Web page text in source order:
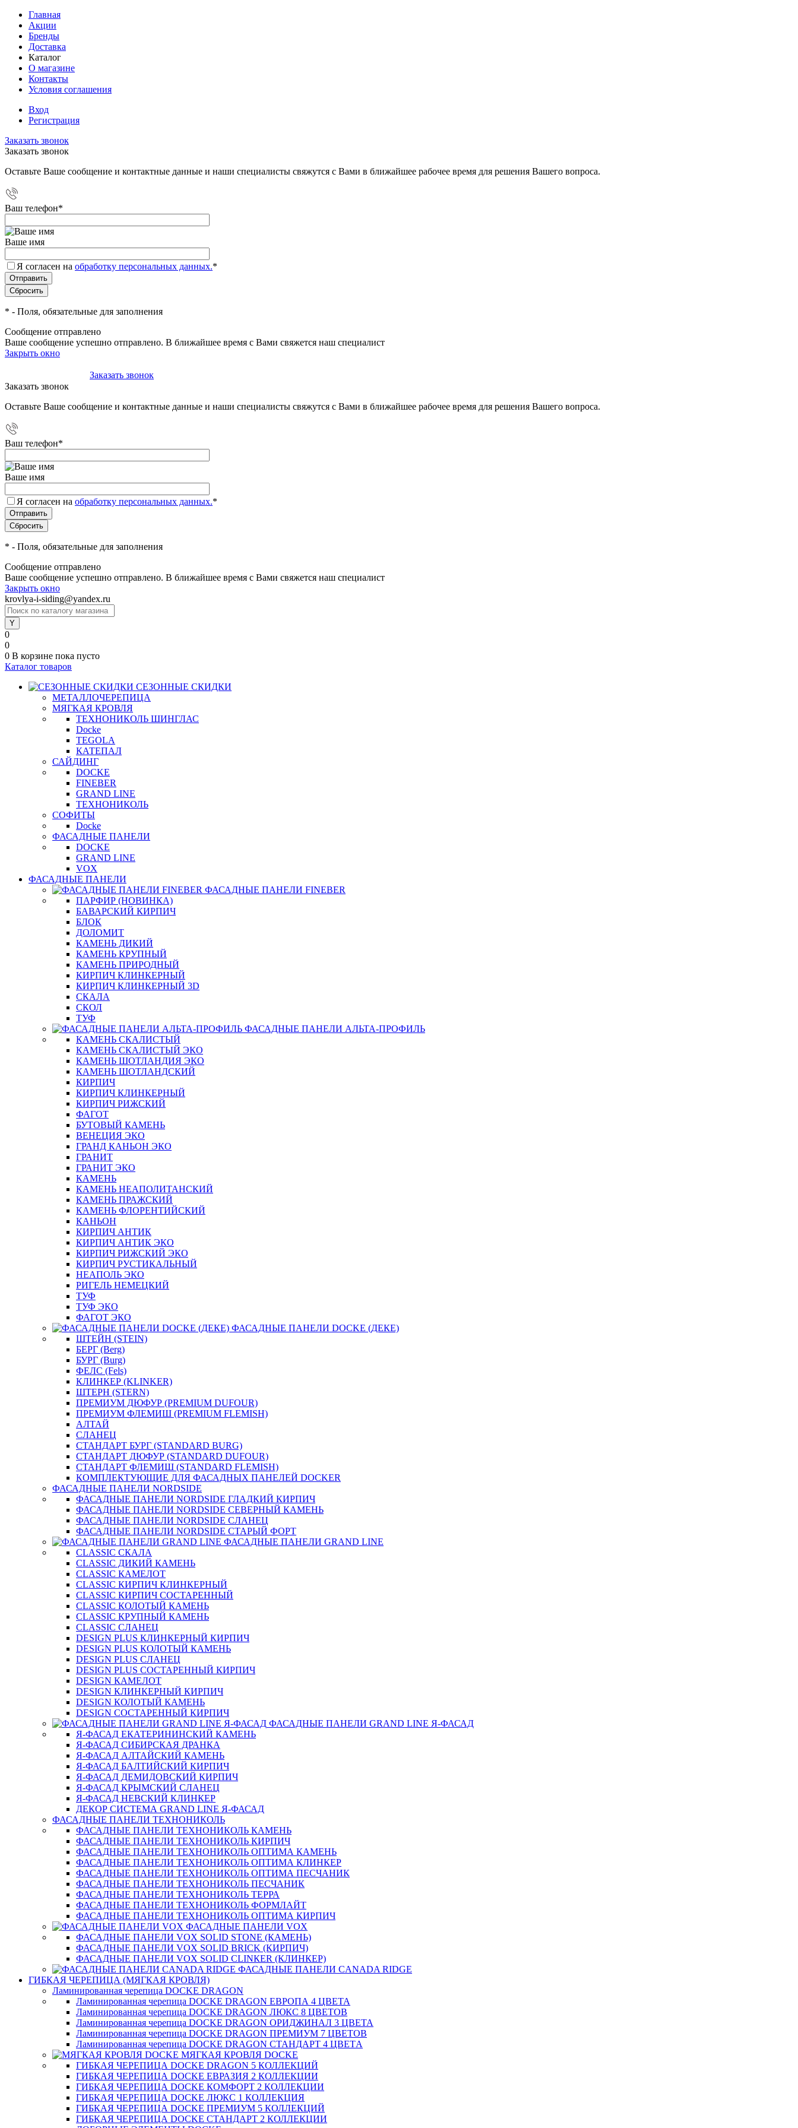
Главная
Акции
Бренды
Доставка
Каталог
О магазине
Контакты
Условия соглашения
Вход
Регистрация
Заказать звонок
Заказать звонок
Оставьте Ваше сообщение и контактные данные и наши специалисты свяжутся с Вами в ближайшее рабочее время для решения Вашего вопроса.
Ваш телефон*
Ваше имя
Я согласен на обработку персональных данных.*
* - Поля, обязательные для заполнения
Сообщение отправлено
Ваше сообщение успешно отправлено. В ближайшее время с Вами свяжется наш специалист
Закрыть окно
Заказать звонок
Заказать звонок
Оставьте Ваше сообщение и контактные данные и наши специалисты свяжутся с Вами в ближайшее рабочее время для решения Вашего вопроса.
Ваш телефон*
Ваше имя
Я согласен на обработку персональных данных.*
* - Поля, обязательные для заполнения
Сообщение отправлено
Ваше сообщение успешно отправлено. В ближайшее время с Вами свяжется наш специалист
Закрыть окно
krovlya-i-siding@yandex.ru
0
0
0 В корзине пока пусто
Каталог товаров
СЕЗОННЫЕ СКИДКИ
МЕТАЛЛОЧЕРЕПИЦА
МЯГКАЯ КРОВЛЯ
ТЕХНОНИКОЛЬ ШИНГЛАС
Docke
TEGOLA
КАТЕПАЛ
САЙДИНГ
DOCKE
FINEBER
GRAND LINE
ТЕХНОНИКОЛЬ
СОФИТЫ
Docke
ФАСАДНЫЕ ПАНЕЛИ
DOCKE
GRAND LINE
VOX
ФАСАДНЫЕ ПАНЕЛИ
ФАСАДНЫЕ ПАНЕЛИ FINEBER
ПАРФИР (НОВИНКА)
БАВАРСКИЙ КИРПИЧ
БЛОК
ДОЛОМИТ
КАМЕНЬ ДИКИЙ
КАМЕНЬ КРУПНЫЙ
КАМЕНЬ ПРИРОДНЫЙ
КИРПИЧ КЛИНКЕРНЫЙ
КИРПИЧ КЛИНКЕРНЫЙ 3D
СКАЛА
СКОЛ
ТУФ
ФАСАДНЫЕ ПАНЕЛИ АЛЬТА-ПРОФИЛЬ
КАМЕНЬ СКАЛИСТЫЙ
КАМЕНЬ СКАЛИСТЫЙ ЭКО
КАМЕНЬ ШОТЛАНДИЯ ЭКО
КАМЕНЬ ШОТЛАНДСКИЙ
КИРПИЧ
КИРПИЧ КЛИНКЕРНЫЙ
КИРПИЧ РИЖСКИЙ
ФАГОТ
БУТОВЫЙ КАМЕНЬ
ВЕНЕЦИЯ ЭКО
ГРАНД КАНЬОН ЭКО
ГРАНИТ
ГРАНИТ ЭКО
КАМЕНЬ
КАМЕНЬ НЕАПОЛИТАНСКИЙ
КАМЕНЬ ПРАЖСКИЙ
КАМЕНЬ ФЛОРЕНТИЙСКИЙ
КАНЬОН
КИРПИЧ АНТИК
КИРПИЧ АНТИК ЭКО
КИРПИЧ РИЖСКИЙ ЭКО
КИРПИЧ РУСТИКАЛЬНЫЙ
НЕАПОЛЬ ЭКО
РИГЕЛЬ НЕМЕЦКИЙ
ТУФ
ТУФ ЭКО
ФАГОТ ЭКО
ФАСАДНЫЕ ПАНЕЛИ DOCKE (ДЕКЕ)
ШТЕЙН (STEIN)
БЕРГ (Berg)
БУРГ (Burg)
ФЕЛС (Fels)
КЛИНКЕР (KLINKER)
ШТЕРН (STERN)
ПРЕМИУМ ДЮФУР (PREMIUM DUFOUR)
ПРЕМИУМ ФЛЕМИШ (PREMIUM FLEMISH)
АЛТАЙ
СЛАНЕЦ
СТАНДАРТ БУРГ (STANDARD BURG)
СТАНДАРТ ДЮФУР (STANDARD DUFOUR)
СТАНДАРТ ФЛЕМИШ (STANDARD FLEMISH)
КОМПЛЕКТУЮЩИЕ ДЛЯ ФАСАДНЫХ ПАНЕЛЕЙ DOCKER
ФАСАДНЫЕ ПАНЕЛИ NORDSIDE
ФАСАДНЫЕ ПАНЕЛИ NORDSIDE ГЛАДКИЙ КИРПИЧ
ФАСАДНЫЕ ПАНЕЛИ NORDSIDE СЕВЕРНЫЙ КАМЕНЬ
ФАСАДНЫЕ ПАНЕЛИ NORDSIDE СЛАНЕЦ
ФАСАДНЫЕ ПАНЕЛИ NORDSIDE СТАРЫЙ ФОРТ
ФАСАДНЫЕ ПАНЕЛИ GRAND LINE
CLASSIC СКАЛА
CLASSIC ДИКИЙ КАМЕНЬ
CLASSIC КАМЕЛОТ
CLASSIC КИРПИЧ КЛИНКЕРНЫЙ
CLASSIC КИРПИЧ СОСТАРЕННЫЙ
CLASSIC КОЛОТЫЙ КАМЕНЬ
CLASSIC КРУПНЫЙ КАМЕНЬ
CLASSIC СЛАНЕЦ
DESIGN PLUS КЛИНКЕРНЫЙ КИРПИЧ
DESIGN PLUS КОЛОТЫЙ КАМЕНЬ
DESIGN PLUS СЛАНЕЦ
DESIGN PLUS СОСТАРЕННЫЙ КИРПИЧ
DESIGN КАМЕЛОТ
DESIGN КЛИНКЕРНЫЙ КИРПИЧ
DESIGN КОЛОТЫЙ КАМЕНЬ
DESIGN СОСТАРЕННЫЙ КИРПИЧ
ФАСАДНЫЕ ПАНЕЛИ GRAND LINE Я-ФАСАД
Я-ФАСАД ЕКАТЕРИНИНСКИЙ КАМЕНЬ
Я-ФАСАД СИБИРСКАЯ ДРАНКА
Я-ФАСАД АЛТАЙСКИЙ КАМЕНЬ
Я-ФАСАД БАЛТИЙСКИЙ КИРПИЧ
Я-ФАСАД ДЕМИДОВСКИЙ КИРПИЧ
Я-ФАСАД КРЫМСКИЙ СЛАНЕЦ
Я-ФАСАД НЕВСКИЙ КЛИНКЕР
ДЕКОР СИСТЕМА GRAND LINE Я-ФАСАД
ФАСАДНЫЕ ПАНЕЛИ ТЕХНОНИКОЛЬ
ФАСАДНЫЕ ПАНЕЛИ ТЕХНОНИКОЛЬ КАМЕНЬ
ФАСАДНЫЕ ПАНЕЛИ ТЕХНОНИКОЛЬ КИРПИЧ
ФАСАДНЫЕ ПАНЕЛИ ТЕХНОНИКОЛЬ ОПТИМА КАМЕНЬ
ФАСАДНЫЕ ПАНЕЛИ ТЕХНОНИКОЛЬ ОПТИМА КЛИНКЕР
ФАСАДНЫЕ ПАНЕЛИ ТЕХНОНИКОЛЬ ОПТИМА ПЕСЧАНИК
ФАСАДНЫЕ ПАНЕЛИ ТЕХНОНИКОЛЬ ПЕСЧАНИК
ФАСАДНЫЕ ПАНЕЛИ ТЕХНОНИКОЛЬ ТЕРРА
ФАСАДНЫЕ ПАНЕЛИ ТЕХНОНИКОЛЬ ФОРМЛАЙТ
ФАСАДНЫЕ ПАНЕЛИ ТЕХНОНИКОЛЬ ОПТИМА КИРПИЧ
ФАСАДНЫЕ ПАНЕЛИ VOX
ФАСАДНЫЕ ПАНЕЛИ VOX SOLID STONE (КАМЕНЬ)
ФАСАДНЫЕ ПАНЕЛИ VOX SOLID BRICK (КИРПИЧ)
ФАСАДНЫЕ ПАНЕЛИ VOX SOLID CLINКER (КЛИНКЕР)
ФАСАДНЫЕ ПАНЕЛИ CANADA RIDGE
ГИБКАЯ ЧЕРЕПИЦА (МЯГКАЯ КРОВЛЯ)
Ламинированная черепица DOCKE DRAGON
Ламинированная черепица DOCKE DRAGON ЕВРОПА 4 ЦВЕТА
Ламинированная черепица DOCKE DRAGON ЛЮКС 8 ЦВЕТОВ
Ламинированная черепица DOCKE DRAGON ОРИДЖИНАЛ 3 ЦВЕТА
Ламинированная черепица DOCKE DRAGON ПРЕМИУМ 7 ЦВЕТОВ
Ламинированная черепица DOCKE DRAGON СТАНДАРТ 4 ЦВЕТA
МЯГКАЯ КРОВЛЯ DOCKE
ГИБКАЯ ЧЕРЕПИЦА DOCKE DRAGON 5 КОЛЛЕКЦИЙ
ГИБКАЯ ЧЕРЕПИЦА DOCKE ЕВРАЗИЯ 2 КОЛЛЕКЦИИ
ГИБКАЯ ЧЕРЕПИЦА DOCKE КОМФОРТ 2 КОЛЛЕКЦИИ
ГИБКАЯ ЧЕРЕПИЦА DOCKE ЛЮКС 1 КОЛЛЕКЦИЯ
ГИБКАЯ ЧЕРЕПИЦА DOCKE ПРЕМИУМ 5 КОЛЛЕКЦИЙ
ГИБКАЯ ЧЕРЕПИЦА DOCKE СТАНДАРТ 2 КОЛЛЕКЦИИ